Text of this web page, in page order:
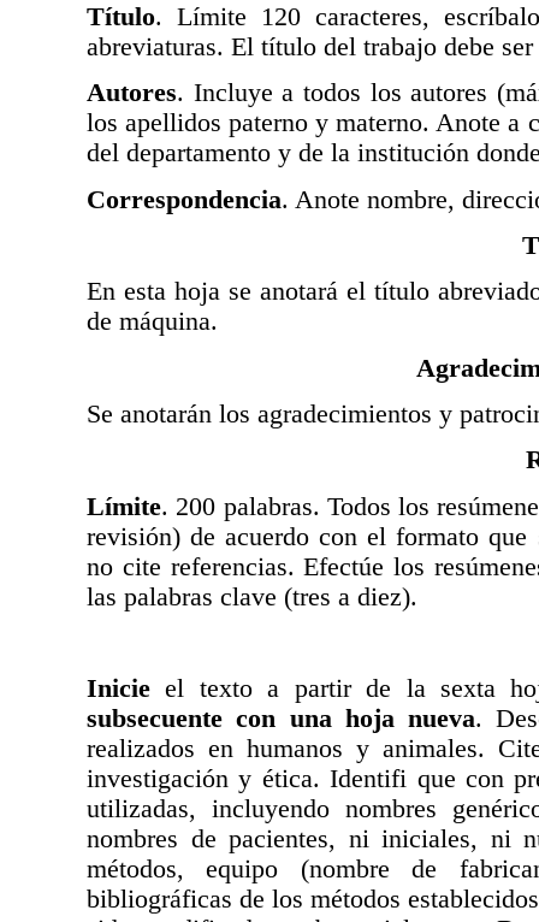
Título. Límite 120 caracteres,
abreviaturas. El título del trabajo debe
Autores. Incluye a todos los autores
los apellidos paterno y materno. Anote a
del departamento y de la institución
Correspondencia. Anote nombre,
En esta hoja se anotará el título
de máquina.
Se anotarán los agradecimientos y
Límite. 200 palabras. Todos los
revisión) de acuerdo con el formato
no cite referencias. Efectúe los
las palabras clave (tres a diez).
Inicie el texto a partir de la sexta
subsecuente con una hoja nueva.
realizados en humanos y animales.
investigación y ética. Identifi que con
utilizadas, incluyendo nombres
nombres de pacientes, ni iniciales, ni
métodos, equipo (nombre de
bibliográficas de los métodos